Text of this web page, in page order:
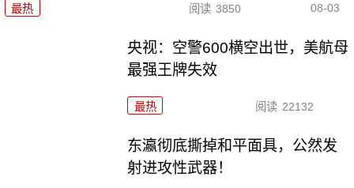
最热 阅读 3850 08-03
央视：空警600横空出世，美航母
最强王牌失效
最热 阅读 22132
东瀛彻底撕掉和平面具，公然发
射进攻性武器！